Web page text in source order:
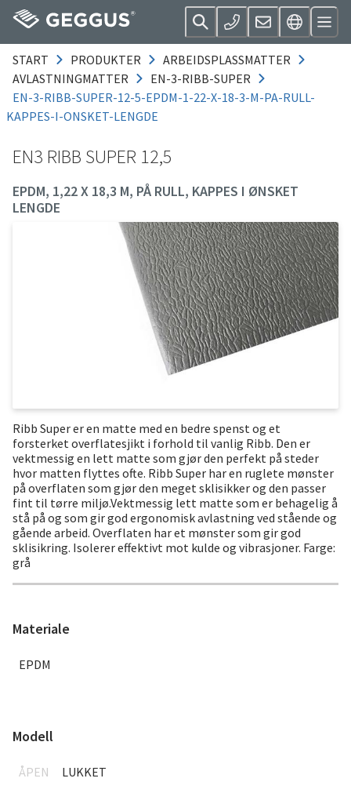
START PRODUKTER
ARBEIDSPLASSMATTER
AVLASTNINGMATTER
EN-3-RIBB-SUPER
EN-3-RIBB-SUPER-12-5-EPDM-1-22-X-18-3-M-PA-RULL-
KAPPES-I-ONSKET-LENGDE
EN3 RIBB SUPER 12,5
EPDM, 1,22 X 18,3 M, PÅ RULL, KAPPES I ØNSKET
LENGDE
Ribb Super er en matte med en bedre spenst og et
forsterket overflatesjikt i forhold til vanlig Ribb. Den er
vektmessig en lett matte som gjør den perfekt på steder
hvor matten flyttes ofte. Ribb Super har en ruglete mønster
på overflaten som gjør den meget sklisikker og den passer
fint til tørre miljø.Vektmessig lett matte som er behagelig å
stå på og som gir god ergonomisk avlastning ved stående og
gående arbeid. Overflaten har et mønster som gir god
sklisikring. Isolerer effektivt mot kulde og vibrasjoner. Farge:
grå
Materiale
EPDM
Modell
ÅPEN LUKKET